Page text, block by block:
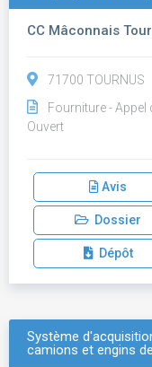
CC Mâconnais
71700 TOURNUS
Fourniture - Appel
Ouvert
Avis
Dossier
Dépôt
Système
camions et engins